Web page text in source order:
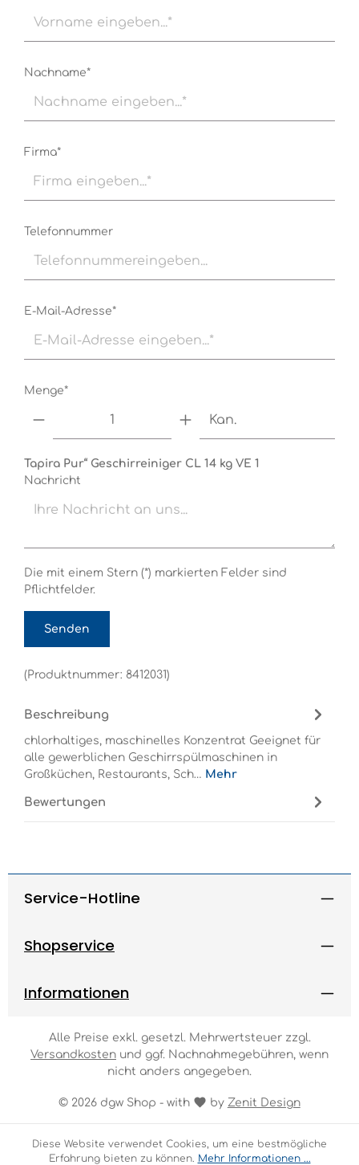
Nachname*
Firma*
Telefonnummer
E-Mail-Adresse*
Menge*
Kan.
Tapira Pur“ Geschirreiniger CL 14 kg VE 1
Nachricht
Die mit einem Stern (*) markierten Felder sind
Pflichtfelder.
Senden
(Produktnummer: 8412031)
Beschreibung
chlorhaltiges, maschinelles Konzentrat Geeignet für
alle gewerblichen Geschirrspülmaschinen in
Großküchen, Restaurants, Sch… Mehr
Bewertungen
Service-Hotline
Shopservice
Informationen
© 2026 dgw Shop - with by Zenit Design
Alle Preise exkl. gesetzl. Mehrwertsteuer zzgl.
Versandkosten und ggf. Nachnahmegebühren, wenn
nicht anders angegeben.
Diese Website verwendet Cookies, um eine bestmögliche
Erfahrung bieten zu können. Mehr Informationen ...